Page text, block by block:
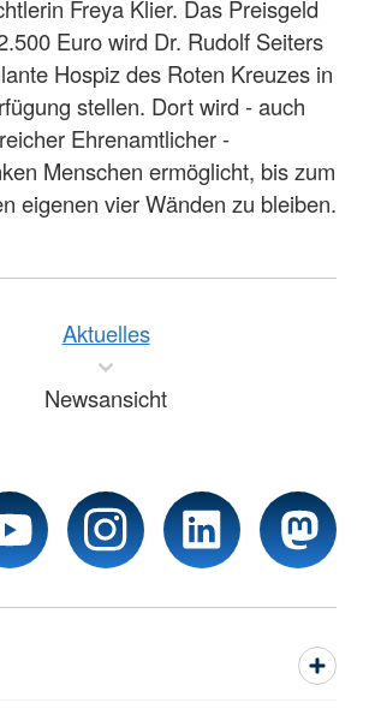
Freya Klier. Das Preisgeld
Euro wird Dr. Rudolf Seiters
Hospiz des Roten Kreuzes in
stellen. Dort wird - auch
Ehrenamtlicher -
Menschen ermöglicht, bis zum
eigenen vier Wänden zu bleiben.
Aktuelles
Newsansicht